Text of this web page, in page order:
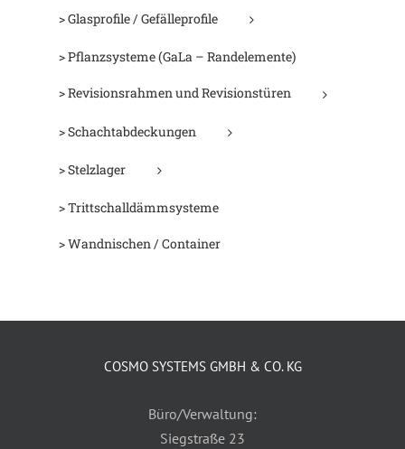
> Glasprofile / Gefälleprofile
> Pflanzsysteme (GaLa – Randelemente)
> Revisionsrahmen und Revisionstüren
> Schachtabdeckungen
> Stelzlager
> Trittschalldämmsysteme
> Wandnischen / Container
COSMO SYSTEMS GMBH & CO. KG
Büro/Verwaltung:
Siegstraße 23